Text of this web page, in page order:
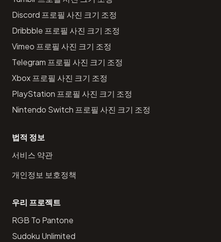
Discord 프로필 사진 크기 조정
Dribbble 프로필 사진 크기 조정
Vimeo 프로필 사진 크기 조정
Telegram 프로필 사진 크기 조정
Xbox 프로필 사진 크기 조정
PlayStation 프로필 사진 크기 조정
Nintendo Switch 프로필 사진 크기 조정
법적 정보
서비스 약관
개인정보 보호정책
우리 프로젝트
RGB To Pantone
Sudoku Unlimited